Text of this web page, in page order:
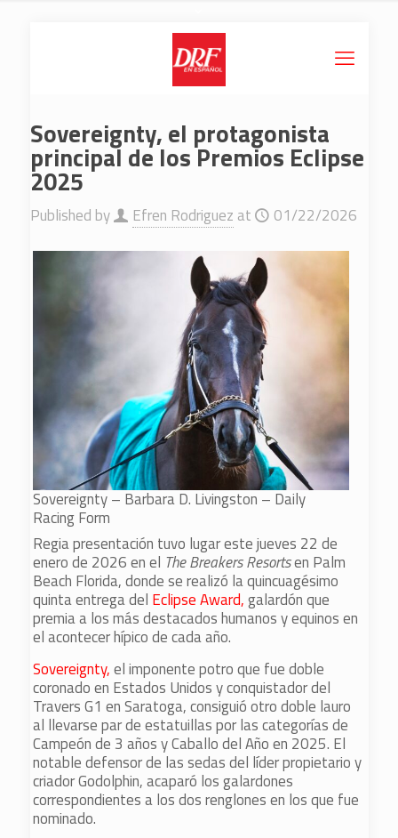
Sovereignty, el protagonista
principal de los Premios Eclipse
2025
Published by Efren Rodriguez at 01/22/2026
Sovereignty – Barbara D. Livingston – Daily
Racing Form
Regia presentación tuvo lugar este jueves 22 de
enero de 2026 en el The Breakers Resortsen Palm
Beach Florida, donde se realizó la quincuagésimo
quinta entrega del Eclipse Award,galardón que
premia a los más destacados humanos y equinos en
el acontecer hípico de cada año.
Sovereignty,el imponente potro que fue doble
coronado en Estados Unidos y conquistador del
Travers G1 en Saratoga, consiguió otro doble lauro
al llevarse par de estatuillas por las categorías de
Campeón de 3 años y Caballo del Año en 2025. El
notable defensor de las sedas del líder propietario y
criador Godolphin, acaparó los galardones
correspondientes a los dos renglones en los que fue
nominado.